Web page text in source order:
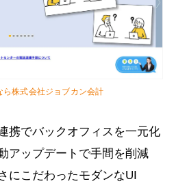
株式会社ジョブカン会計
携でバックオフィスを一元化
アップデートで手間を削減
にこだわったモダンなUI